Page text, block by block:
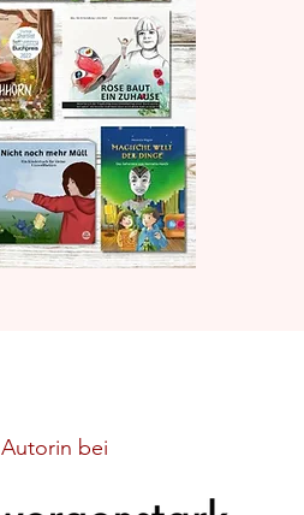
Autorin bei